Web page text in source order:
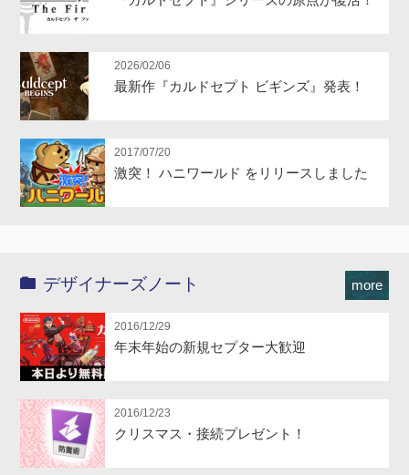
2026/02/06
最新作『カルドセプト ビギンズ』発表！
2017/07/20
激突！ ハニワールド をリリースしました
more
デザイナーズノート
2016/12/29
年末年始の新規セプター大歓迎
2016/12/23
クリスマス・接続プレゼント！